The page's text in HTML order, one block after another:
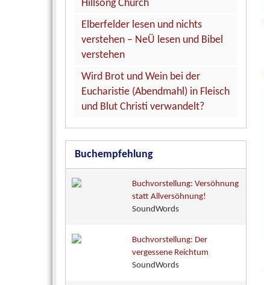
Hillsong Church
Elberfelder lesen und nichts
verstehen – NeÜ lesen und Bibel
verstehen
Wird Brot und Wein bei der
Eucharistie (Abendmahl) in Fleisch
und Blut Christi verwandelt?
Buchempfehlung
Buchvorstellung: Versöhnung
statt Allversöhnung!
SoundWords
Buchvorstellung: Der
vergessene Reichtum
SoundWords